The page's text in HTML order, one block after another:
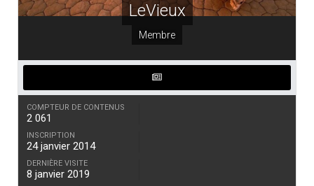
LeVieux
Membre
COMPTEUR DE CONTENUS
2 061
INSCRIPTION
24 janvier 2014
DERNIÈRE VISITE
8 janvier 2019